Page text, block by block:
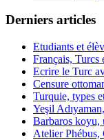
Derniers articles
Etudiants et
Français, Turcs
Ecrire le Turc
Censure
Turquie, types
Yeşil
Barbaros koyu,
Atelier Phébus,